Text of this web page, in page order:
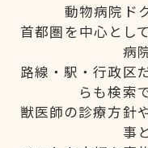
動物病院ド
首都圏を中心とし
病
路線・駅・行政区
らも検索
獣医師の診療方針
事